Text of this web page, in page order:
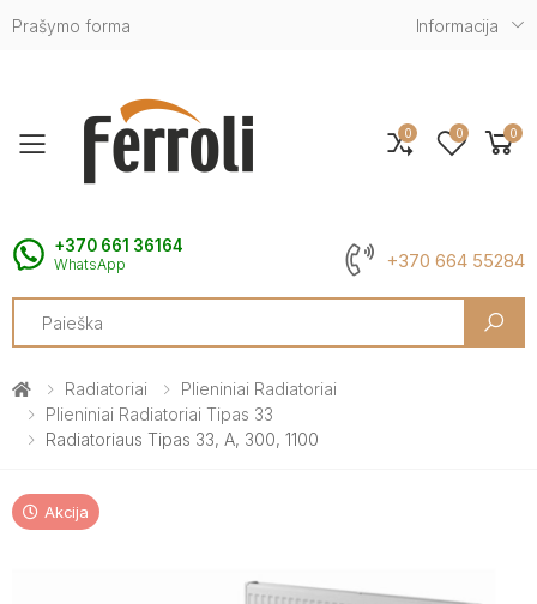
Prašymo forma Informacija
Toggle mobile menu
+370 661 36164
WhatsApp +370 664 55284
Search
0 0 0
Radiatoriai
Plieniniai Radiatoriai
Plieniniai Radiatoriai Tipas 33
Radiatoriaus Tipas 33, A, 300, 1100
Akcija